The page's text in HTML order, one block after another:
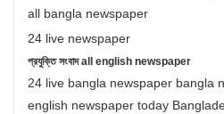
all bangla newspaper
24 live newspaper
প্রযুক্তি সংবাদ all english newspaper
24 live bangla newspaper bangla
english newspaper today